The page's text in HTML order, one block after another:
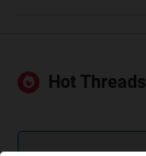
Hot Threads